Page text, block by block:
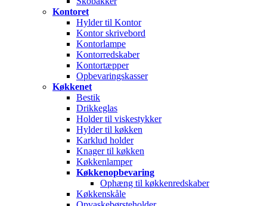
Kontoret
Hylder til Kontor
Kontor skrivebord
Kontorlampe
Kontorredskaber
Kontortæpper
Opbevaringskasser
Køkkenet
Bestik
Drikkeglas
Holder til viskestykker
Hylder til køkken
Karklud holder
Knager til køkken
Køkkenlamper
Køkkenopbevaring
Ophæng til køkkenredskaber
Køkkenskåle